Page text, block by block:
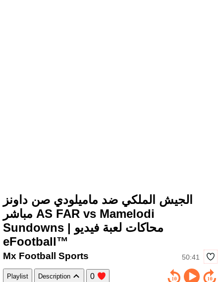
الجيش الملكي ضد ماميلودي صن داونز
مباشر AS FAR vs Mamelodi
Sundowns | محاكات لعبة فيديو
eFootball™
50:41
Mx Football Sports
Playlist Description 0